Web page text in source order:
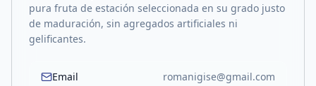
pura fruta de estación seleccionada en su grado justo
de maduración, sin agregados artificiales ni
gelificantes.
Email romanigise@gmail.com